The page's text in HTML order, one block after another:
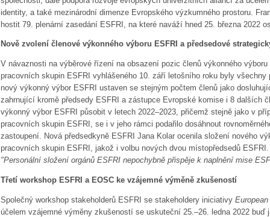
identity, a také mezinárodní dimenze Evropského výzkumného prostoru.
hostit 79. plenární zasedání ESFRI, na které naváží hned 25. března 2022
Nově zvolení členové výkonného výboru ESFRI a předsedové
V návaznosti na výběrové řízení na obsazení pozic členů výkonného
pracovních skupin ESFRI vyhlášeného 10. září letošního roku byly všechny
nový výkonný výbor ESFRI ustaven se stejným počtem členů jako
zahrnující kromě předsedy ESFRI a zástupce Evropské komise i 8 dalších
výkonný výbor ESFRI působit v letech 2022–2023, přičemž stejně jako v
pracovních skupin ESFRI, se i v jeho rámci podařilo dosáhnout
zastoupení. Nová předsedkyně ESFRI Jana Kolar ocenila složení nového
pracovních skupin ESFRI, jakož i volbu nových dvou místopředsedů
"Personální složení orgánů ESFRI nepochybně přispěje k naplnění mise
Třetí workshop ESFRI a EOSC ke vzájemné výměně zkušeností
Společný workshop stakeholderů ESFRI se stakeholdery iniciativy
účelem vzájemné výměny zkušeností se uskuteční 25.–26. ledna 2022 buď